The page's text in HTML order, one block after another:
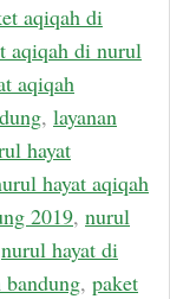
aqiqah di
aqiqah di nurul
aqiqah
, layanan
hayat
hayat aqiqah
2019, nurul
nurul hayat di
, paket